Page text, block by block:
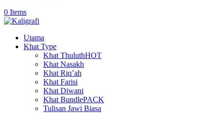
0 Items
Utama
Khat Type
Khat ThuluthHOT
Khat Nasakh
Khat Riq’ah
Khat Farisi
Khat Diwani
Khat BundlePACK
Tulisan Jawi Biasa